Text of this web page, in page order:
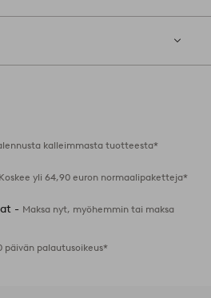
kalleimmasta tuotteesta*
Koskee yli 64,90 euron normaalipaketteja*
- Maksa nyt, myöhemmin tai maksa
päivän palautusoikeus*